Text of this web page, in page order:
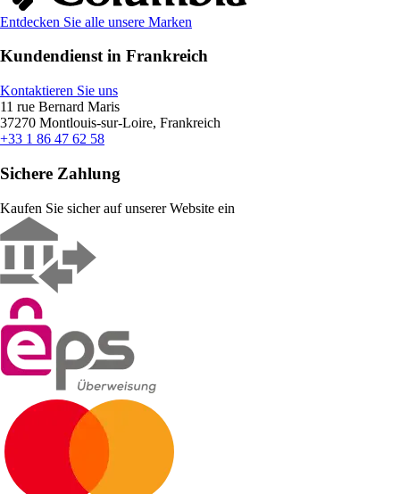
Entdecken Sie alle unsere Marken
Kundendienst in Frankreich
Kontaktieren Sie uns
11 rue Bernard Maris
37270 Montlouis-sur-Loire, Frankreich
+33 1 86 47 62 58
Sichere Zahlung
Kaufen Sie sicher auf unserer Website ein